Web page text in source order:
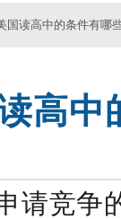
国读高中的条件有哪
高中
请竞争
SAT全程班